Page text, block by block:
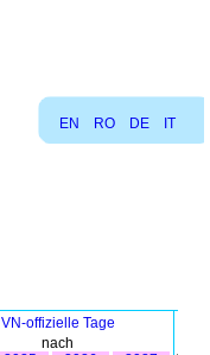
EN RO DE IT
VN-offizielle Tage
nach